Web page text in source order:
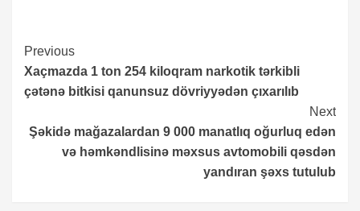
Continue
Reading
Previous
Xaçmazda 1 ton 254 kiloqram narkotik tərkibli
çətənə bitkisi qanunsuz dövriyyədən çıxarılıb
Next
Şəkidə mağazalardan 9 000 manatlıq oğurluq edən
və həmkəndlisinə məxsus avtomobili qəsdən
yandıran şəxs tutulub